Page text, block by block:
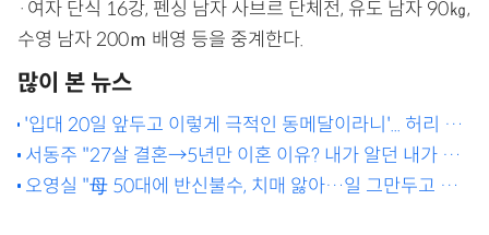
·여자 단식 16강, 펜싱 남자 사브르 단체전, 유도 남자 90㎏,
수영 남자 200ｍ 배영 등을 중계한다.
많이 본 뉴스
'입대 20일 앞두고 이렇게 극적인 동메달이라니'... 허리 부
상 투혼까지 "(신)유빈이와 해서 가능했다" [MD파리]
서동주 "27살 결혼→5년만 이혼 이유? 내가 알던 내가 아
니었다" 고백[이제 혼자다]
오영실 "母 50대에 반신불수, 치매 앓아…일 그만두고 돌